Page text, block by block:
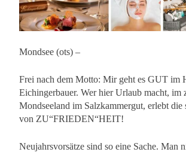
Mondsee (ots) –
Frei nach dem Motto: Mir geht es GUT im
Eichingerbauer. Wer hier Urlaub macht, im
Mondseeland im Salzkammergut, erlebt die
von ZU“FRIEDEN“HEIT!
Neujahrsvorsätze sind so eine Sache. Man